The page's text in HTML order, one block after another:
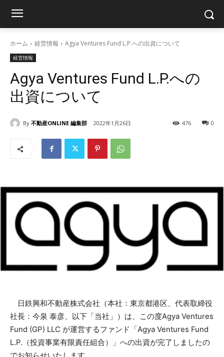
ホーム 経営情報 Agya Ventures Fund L.P.への出資について
経営情報
Agya Ventures Fund L.P.への
出資について
By 不動産ONLINE 編集部 2022年1月26日 0
476
日鉄興和不動産株式会社（本社：東京都港区、代表取締役
社長：今泉 泰彦、以下「当社」）は、この度Agya Ventures
Fund (GP) LLC が運営するファンド「Agya Ventures Fund
L.P.（投資事業有限責任組合）」への出資が完了しましたの
でお知らせいたします。